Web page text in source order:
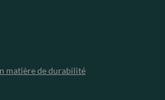
matière de durabilité